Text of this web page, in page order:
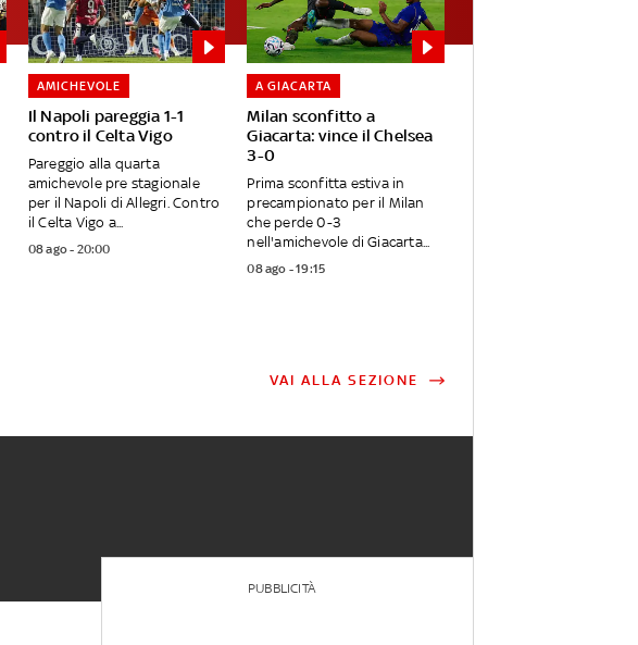
Il Napoli pareggia 1-1
contro il Celta Vigo
AMICHEVOLE
Pareggio alla quarta
amichevole pre stagionale
per il Napoli di Allegri. Contro
il Celta Vigo a...
08 ago - 20:00
Milan sconfitto a
Giacarta: vince il Chelsea
3-0
A GIACARTA
Prima sconfitta estiva in
precampionato per il Milan
che perde 0-3
nell'amichevole di Giacarta...
08 ago - 19:15
VAI ALLA SEZIONE
PUBBLICITÀ